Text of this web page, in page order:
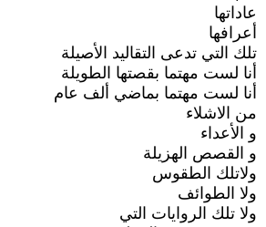
عاداتها
أعرافها
تلك التي تدعى التقاليد الأصيلة
أنا لست مهتما بقصتها الطويلة
أنا لست مهتما بماضي ألف عام
من الاشلاء
و الأعداء
و القصص الهزيلة
ولاتلك الطقوس
ولا الطوائف
ولا تلك الروايات التي